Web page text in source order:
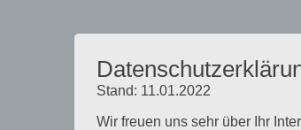
Stand: 11.01.2022
Wir freuen uns sehr über Ihr